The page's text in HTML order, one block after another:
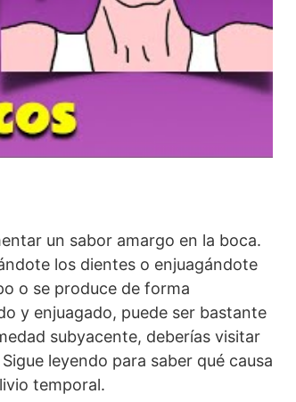
un sabor amargo en la boca.
los dientes o enjuagándote
o se produce de forma
y enjuagado, puede ser bastante
subyacente, deberías visitar
leyendo para saber qué causa
temporal.